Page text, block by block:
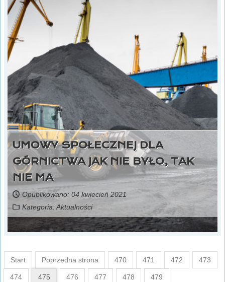
UMOWY SPOŁECZNEJ DLA
GÓRNICTWA JAK NIE BYŁO, TAK
NIE MA
Opublikowano: 04 kwiecień 2021
Kategoria:Aktualności
Start Poprzedna strona 470 471 472 473
474 475 476 477 478 479